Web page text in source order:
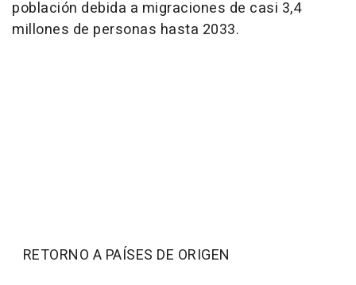
población debida a migraciones de casi 3,4
millones de personas hasta 2033.
RETORNO A PAÍSES DE ORIGEN